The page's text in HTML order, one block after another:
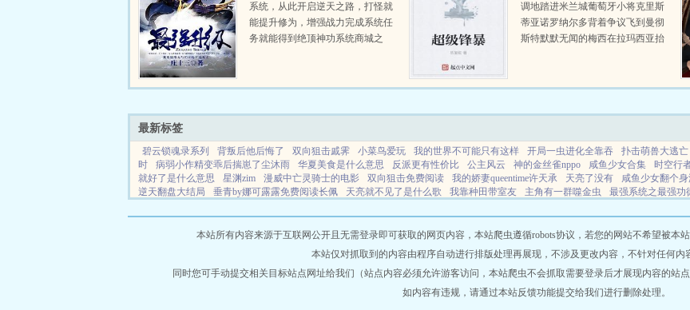
系统，从此开启逆天之路，打怪就
能提升修为，增强战力完成系统任
务就能得到绝顶神功系统商城之
有！女人我要最美！权力我要最
调地踏进米兰城葡萄牙小将克里斯
蒂亚诺罗纳尔多背着争议飞到曼彻
斯特默默无闻的梅西在拉玛西亚抬
队里，有个即将惨遭淘汰的废物却
最新标签
碧云锁魂录系列 背叛后他后悔了 双向狙击戚霁 小菜鸟爱玩 我的世界不可能只有这样 开局一虫进化全靠吞 扑击萌兽大逃亡
时
病弱小作精变乖后揣崽了尘沐雨 华夏美食是什么意思 反派更有性价比 公主风云 神的金丝雀nppo 咸鱼少女合集 时空行
就好了是什么意思
星渊zim 漫威中亡灵骑士的电影 双向狙击免费阅读 我的娇妻queentime许天承 天亮了没有 咸鱼少女翻个
逆天翻盘大结局
垂青by娜可露露免费阅读长佩 天亮就不见了是什么歌 我靠种田带室友 主角有一群噬金虫 最强系统之最强功
路求生我能无限开箱和提醒
开局霸王龙天赋是双修无删减 在彼端的星光等你2 林蓉裴瓒18章 神话三国之我率华夏战万国 小
本站所有内容来源于互联网公开且无需登录即可获取的网页内容，本站爬虫遵循robots协议，若您的网站不希望被本站
本站仅对抓取到的内容由程序自动进行排版处理再展现，不涉及更改内容，不针对任何内
同时您可手动提交相关目标站点网址给我们（站点内容必须允许游客访问，本站爬虫不会抓取需要登录后才展现内容的站
如内容有违规，请通过本站反馈功能提交给我们进行删除处理。